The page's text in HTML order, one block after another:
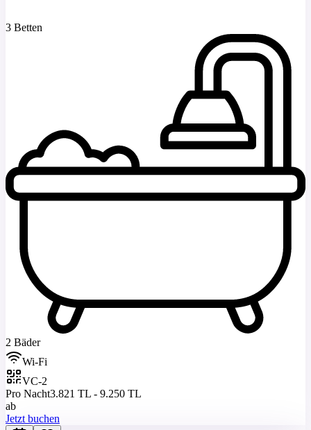
3 Betten
2 Bäder
Wi-Fi
VC-2
Pro Nacht3.821 TL - 9.250 TL
ab
Jetzt buchen